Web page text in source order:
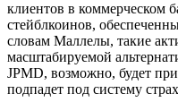
клиентов в коммерческом
стейблкоинов,
словам Маллелы, такие
масштабируемой
JPMD, возможно, будет
подпадет под систему